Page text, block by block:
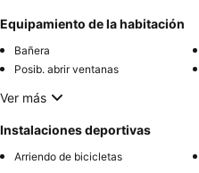
Equipamiento de la habitación
Bañera
Posib. abrir ventanas
Ver más
Instalaciones deportivas
Arriendo de bicicletas